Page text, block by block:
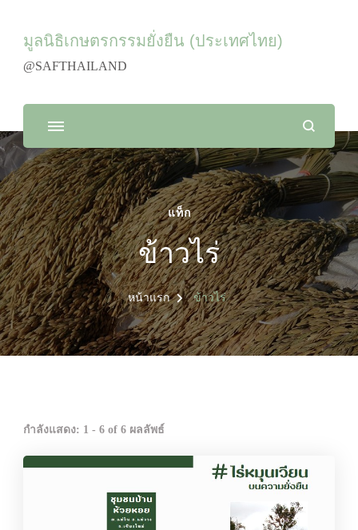
มูลนิธิเกษตรกรรมยั่งยืน (ประเทศไทย)
@SAFTHAILAND
แท็ก
ข้าวไร่
หน้าแรก ข้าวไร่
กำลังแสดง: 1 - 6 of 6 ผลลัพธ์